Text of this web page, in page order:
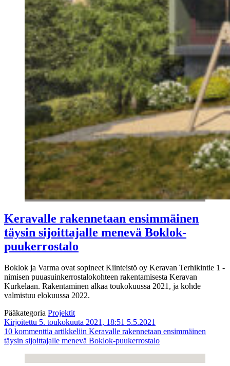
Keravalle rakennetaan ensimmäinen
täysin sijoittajalle menevä Boklok-
puukerrostalo
Boklok ja Varma ovat sopineet Kiinteistö oy Keravan Terhikintie 1 -
nimisen puuasuinkerrostalokohteen rakentamisesta Keravan
Kurkelaan. Rakentaminen alkaa toukokuussa 2021, ja kohde
valmistuu elokuussa 2022.
Pääkategoria Projektit
Kirjoitettu 5. toukokuuta 2021, 18:51 5.5.2021
10 kommenttia artikkeliin Keravalle rakennetaan ensimmäinen
täysin sijoittajalle menevä Boklok-puukerrostalo